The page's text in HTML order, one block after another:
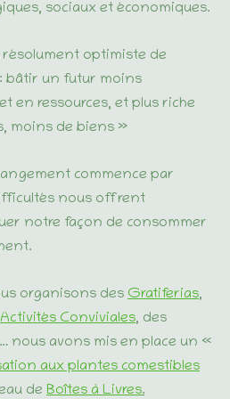
sociaux et économiques.
optimiste de
bâtir un futur moins
en ressources, et plus riche
moins de biens »
commence par
nous offrent
notre façon de consommer
organisons des Gratiferias,
Activités Conviviales, des
… nous avons mis en place un «
aux plantes comestibles
de Boîtes à Livres.